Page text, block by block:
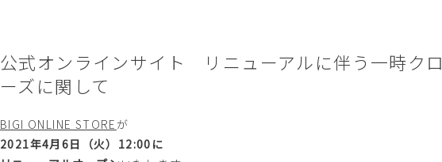
公式オンラインサイト リニューアルに伴う一時クロ
ーズに関して
BIGI ONLINE STORE が
2021年4月6日（火）12:00に